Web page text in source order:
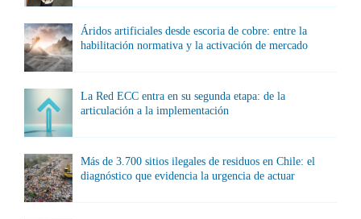
Áridos artificiales desde escoria de cobre: entre la
habilitación normativa y la activación de mercado
La Red ECC entra en su segunda etapa: de la
articulación a la implementación
Más de 3.700 sitios ilegales de residuos en Chile: el
diagnóstico que evidencia la urgencia de actuar